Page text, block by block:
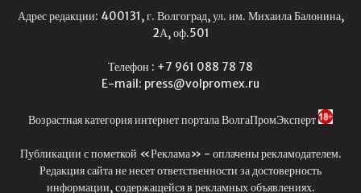
Адрес редакции: 400131, г. Волгоград, ул. им. Михаила Балонина,
2А, оф.501
Телефон : +7 961 088 78 78
E-mail: press@volpromex.ru
Возрастная категория интернет портала ВолгаПромЭксперт
Публикации с пометкой «Реклама» - оплачены рекламодателем.
Редакция сайта не несет ответственности за достоверность
информации, содержащейся в рекламных объявлениях.